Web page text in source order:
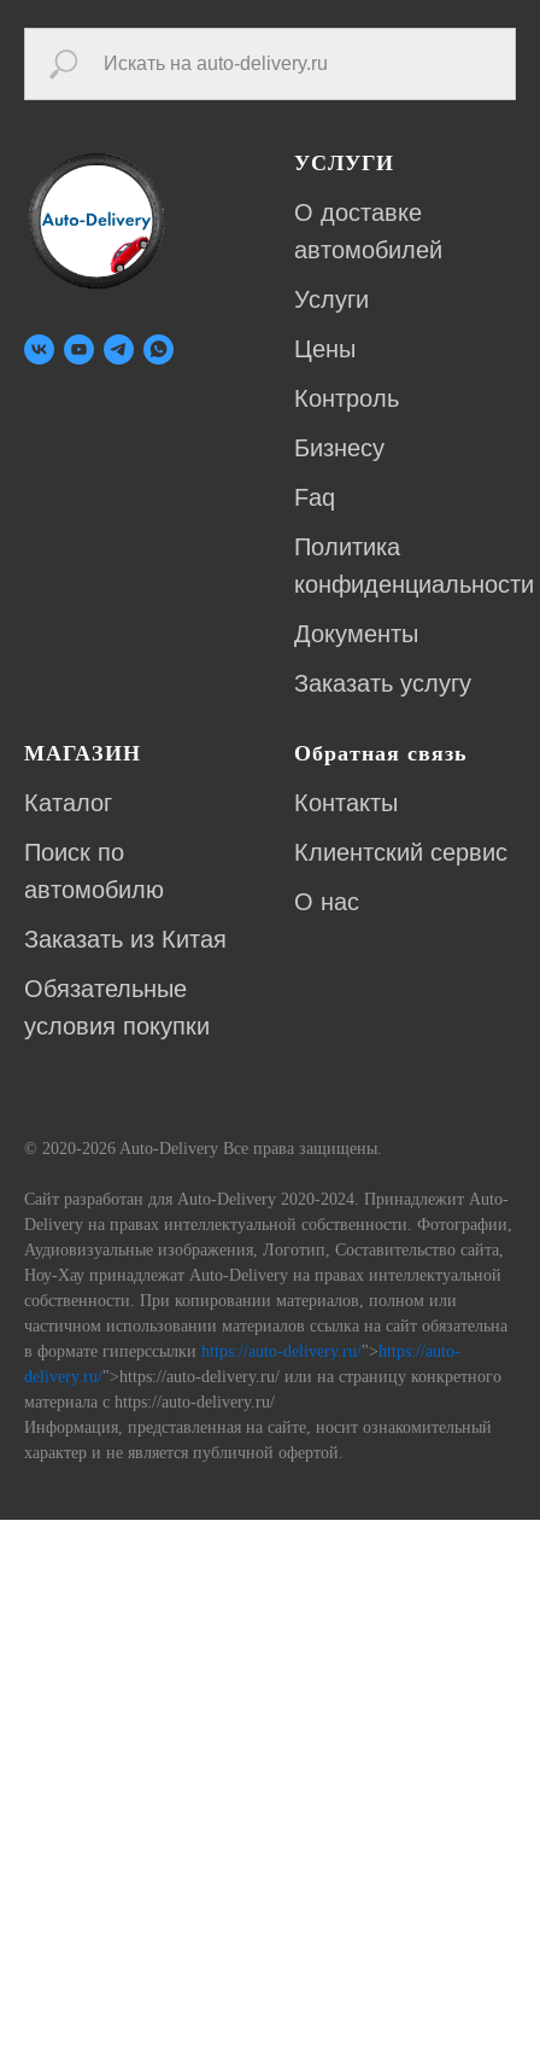
УСЛУГИ
О доставке
автомобилей
Услуги
Цены
Контроль
Бизнесу
Faq
Политика
конфиденциальности
Документы
Заказать услугу
МАГАЗИН
Каталог
Поиск по
автомобилю
Заказать из Китая
Обязательные
условия покупки
Обратная связь
Контакты
Клиентский сервис
О нас
© 2020-2026 Auto-Delivery Все права защищены.
Сайт разработан для Auto-Delivery 2020-2024. Принадлежит Auto-
Delivery на правах интеллектуальной собственности. Фотографии,
Аудиовизуальные изображения, Логотип, Составительство сайта,
Ноу-Хау принадлежат Auto-Delivery на правах интеллектуальной
собственности. При копировании материалов, полном или
частичном использовании материалов ссылка на сайт обязательна
в формате гиперссылки https://auto-delivery.ru/">https://auto-
delivery.ru/">https://auto-delivery.ru/ или на страницу конкретного
материала с https://auto-delivery.ru/
Информация, представленная на сайте, носит ознакомительный
характер и не является публичной офертой.